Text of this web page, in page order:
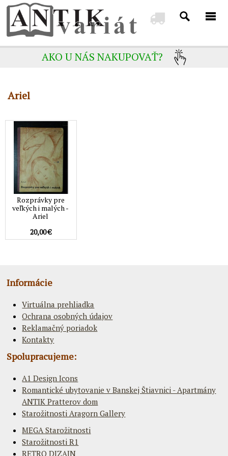
AKO U NÁS NAKUPOVAŤ?
Ariel
Rozprávky pre
veľkých i malých -
Ariel
20,00 €
Informácie
Virtuálna prehliadka
Ochrana osobných údajov
Reklamačný poriadok
Kontakty
Spolupracujeme:
A1 Design Icons
Romantické ubytovanie v Banskej Štiavnici - Apartmány
ANTIK Pratterov dom
Starožitnosti Aragorn Gallery
MEGA Starožitnosti
Starožitnosti R1
RETRO DIZAJN